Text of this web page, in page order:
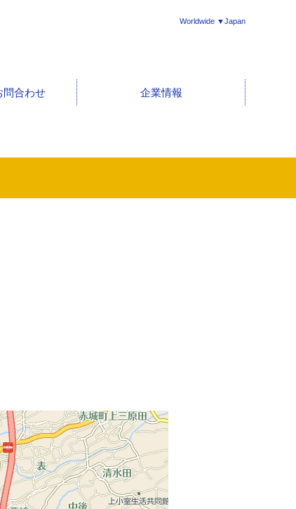
Worldwide ▼Japan
問合わせ 企業情報